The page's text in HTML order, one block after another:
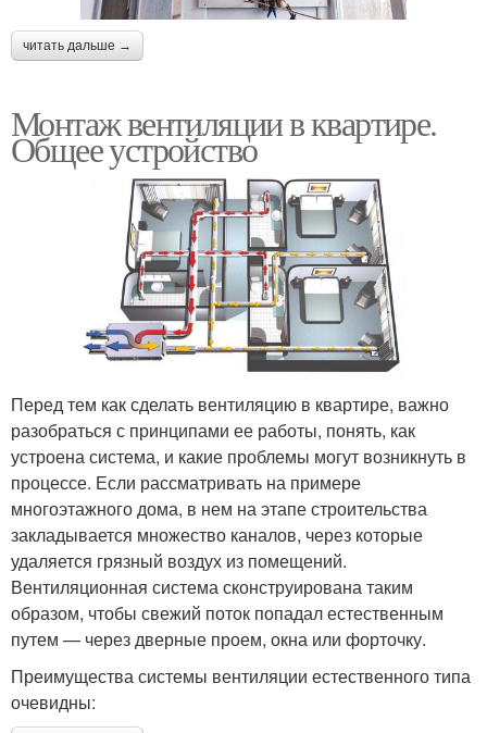
читать дальше →
Монтаж вентиляции в квартире.
Общее устройство
Перед тем как сделать вентиляцию в квартире, важно
разобраться с принципами ее работы, понять, как
устроена система, и какие проблемы могут возникнуть в
процессе. Если рассматривать на примере
многоэтажного дома, в нем на этапе строительства
закладывается множество каналов, через которые
удаляется грязный воздух из помещений.
Вентиляционная система сконструирована таким
образом, чтобы свежий поток попадал естественным
путем — через дверные проем, окна или форточку.
Преимущества системы вентиляции естественного типа
очевидны: